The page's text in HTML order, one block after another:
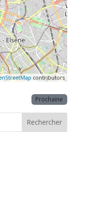
contributors
Prochaine
Rechercher